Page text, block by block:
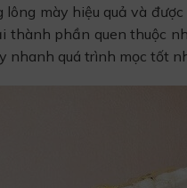
mày hiệu quả và
phần quen thuộc
nhanh quá trình mọc tốt